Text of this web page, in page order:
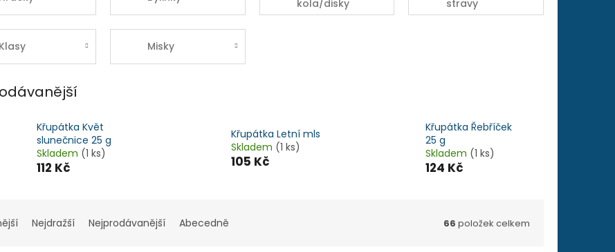
kola/disky
stravy
Klasy Misky
Křupátka Květ
slunečnice 25 g
Skladem (1 ks)
112 Kč
Křupátka Letní mls
Skladem (1 ks)
105 Kč
Křupátka Řebříček
25 g
Skladem (1 ks)
124 Kč
Nejdražší Nejprodávanější Abecedně 66 položek celkem